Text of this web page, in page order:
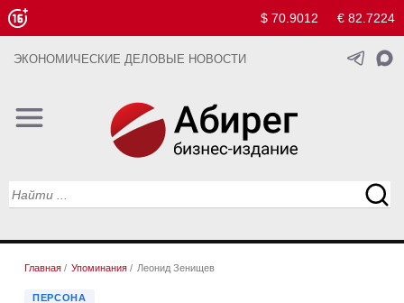
$ 70.9012 € 82.7224
ЭКОНОМИЧЕСКИЕ ДЕЛОВЫЕ НОВОСТИ
Главная / Упоминания / Леонид Зенищев
ПЕРСОНА